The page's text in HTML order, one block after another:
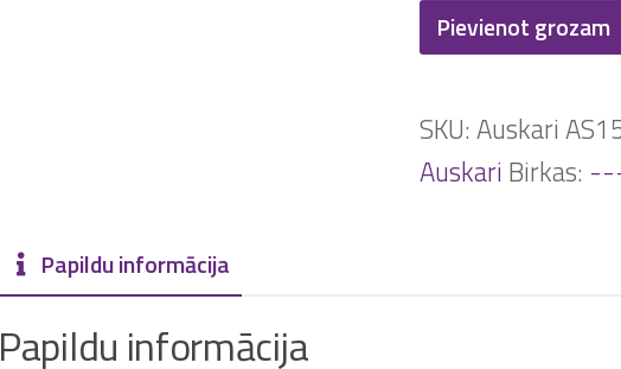
Auskari
AS155
Pievienot grozam
SKU: Auskari
Auskari Birkas:
Papildu informācija
Papildu informācija